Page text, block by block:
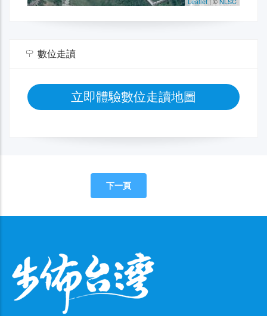
數位走讀
立即體驗數位走讀地圖
下一頁